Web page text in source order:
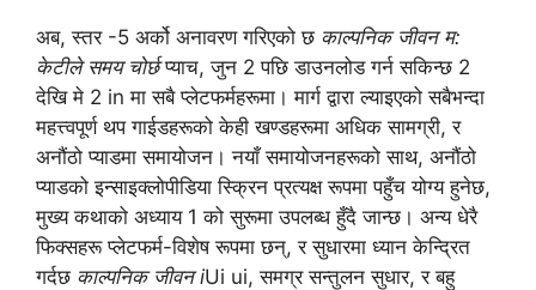
अब, स्तर -5 अर्को अनावरण गरिएको छ काल्पनिक जीवन म:
केटीले समय चोर्छप्याच, जुन 2 पछि डाउनलोड गर्न सकिन्छ 2
देखि मे 2 in मा सबै प्लेटफर्महरूमा। मार्ग द्वारा ल्याइएको सबैभन्दा
महत्त्वपूर्ण थप गाईडहरूको केही खण्डहरूमा अधिक सामग्री, र
अनौंठो प्याडमा समायोजन। नयाँ समायोजनहरूको साथ, अनौंठो
प्याडको इन्साइक्लोपीडिया स्क्रिन प्रत्यक्ष रूपमा पहुँच योग्य हुनेछ,
मुख्य कथाको अध्याय 1 को सुरूमा उपलब्ध हुँदै जान्छ। अन्य धेरै
फिक्सहरू प्लेटफर्म-विशेष रूपमा छन्, र सुधारमा ध्यान केन्द्रित
गर्दछ काल्पनिक जीवन iUi ui, समग्र सन्तुलन सुधार, र बहु ​​